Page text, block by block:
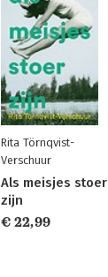
Rita Törnqvist-
Verschuur
Als meisjes stoer
zijn
€ 22,99